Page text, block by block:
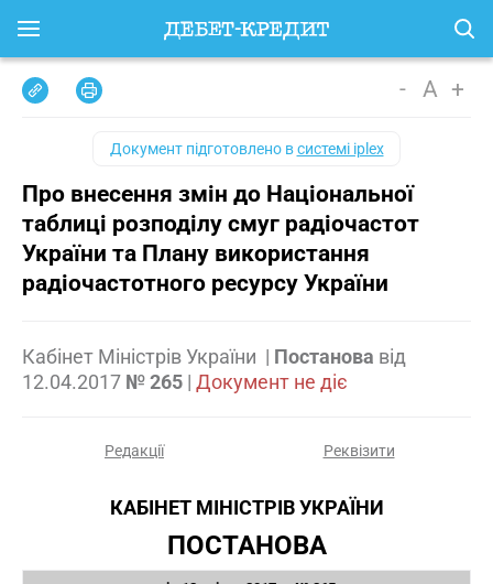
- A +
Документ підготовлено всистемі iplex
Про внесення змін до Національної
таблиці розподілу смуг радіочастот
України та Плану використання
радіочастотного ресурсу України
Кабінет Міністрів України | Постанова від
12.04.2017 № 265 | Документ не діє
Редакції Реквізити
КАБІНЕТ МІНІСТРІВ УКРАЇНИ
ПОСТАНОВА